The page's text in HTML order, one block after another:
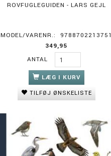
ROVFUGLEGUIDEN - LARS GEJL
MODEL/VARENR.:
9788702213751
349,95
ANTAL
LÆG I KURV
TILFØJ ØNSKELISTE